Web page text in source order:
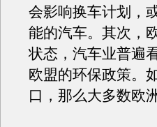
会影响换车计划，
能的汽车。其次，
状态，汽车业普遍
欧盟的环保政策。
口，那么大多数欧